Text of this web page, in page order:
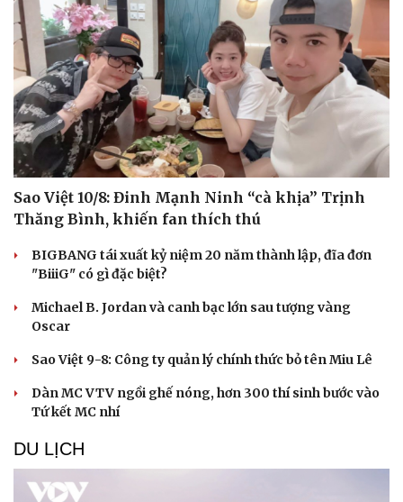
Sao Việt 10/8: Đinh Mạnh Ninh “cà khịa” Trịnh
Thăng Bình, khiến fan thích thú
BIGBANG tái xuất kỷ niệm 20 năm thành lập, đĩa đơn
"BiiiG" có gì đặc biệt?
Michael B. Jordan và canh bạc lớn sau tượng vàng
Oscar
Sao Việt 9-8: Công ty quản lý chính thức bỏ tên Miu Lê
Dàn MC VTV ngồi ghế nóng, hơn 300 thí sinh bước vào
Tứ kết MC nhí
DU LỊCH